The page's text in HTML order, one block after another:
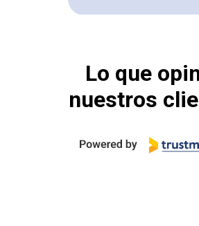
Lo que
nuestros